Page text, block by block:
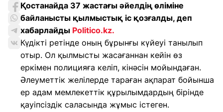
Қостанайда 37 жастағы әйелдің өліміне
байланысты қылмыстық іс қозғалды, деп
хабарлайды Politico.kz.
Күдікті ретінде оның бұрынғы күйеуі танылып
отыр. Ол қылмысты жасағаннан кейін өз
еркімен полицияға келіп, кінәсін мойындаған.
Әлеуметтік желілерде тараған ақпарат бойынша
ер адам мемлекеттік құрылымдардың бірінде
қауіпсіздік саласында жұмыс істеген.